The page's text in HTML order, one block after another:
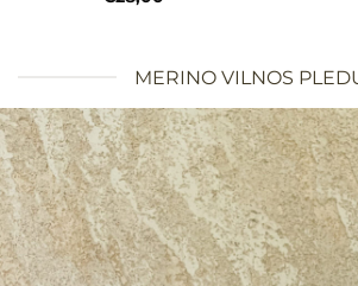
MERINO VILNOS